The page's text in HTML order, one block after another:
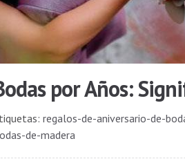
por Años:
regalos-de-aniversario-de-
de-madera